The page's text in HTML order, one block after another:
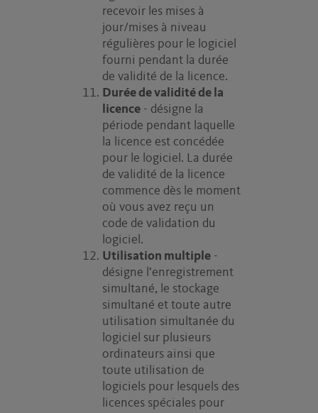
recevoir les mises à
jour/mises à niveau
régulières pour le logiciel
fourni pendant la durée
de validité de la licence.
Durée de validité de la
licence- désigne la
période pendant laquelle
la licence est concédée
pour le logiciel. La durée
de validité de la licence
commence dès le moment
où vous avez reçu un
code de validation du
logiciel.
Utilisation multiple-
désigne l’enregistrement
simultané, le stockage
simultané et toute autre
utilisation simultanée du
logiciel sur plusieurs
ordinateurs ainsi que
toute utilisation de
logiciels pour lesquels des
licences spéciales pour